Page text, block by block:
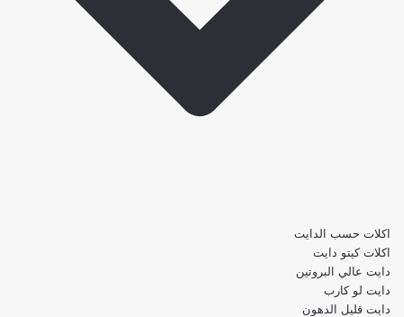
اكلات حسب الدايت
اكلات كيتو دايت
دايت عالي البروتين
دايت لو كارب
دايت قليل الدهون